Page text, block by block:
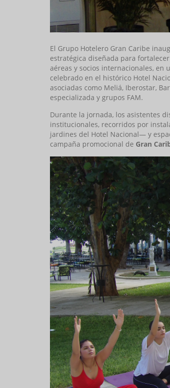
El Grupo Hotelero Gran Caribe
estratégica diseñada para
aéreas y socios internacionales,
celebrado en el histórico Hotel
asociadas como Meliá, Iberostar,
especializada y grupos FAM.
Durante la jornada, los asistentes
institucionales, recorridos por
jardines del Hotel Nacional— y
campaña promocional de Gran